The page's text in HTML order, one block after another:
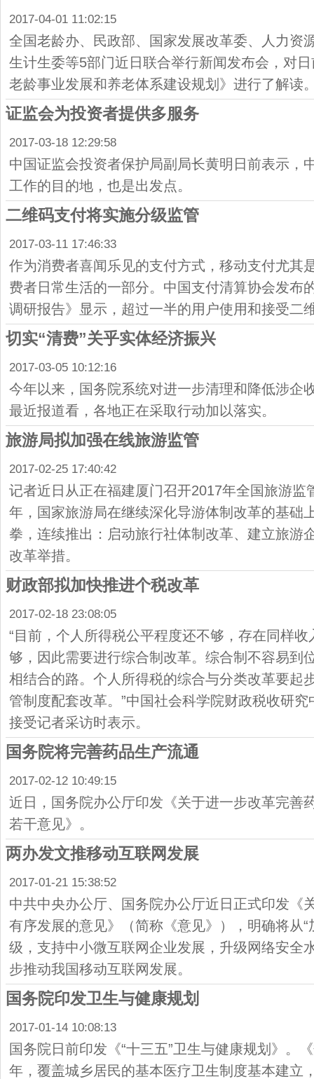
2017-04-01 11:02:15
全国老龄办、民政部、国家发展改革委、人力资
生计生委等5部门近日联合举行新闻发布会，对日
老龄事业发展和养老体系建设规划》进行了解读
证监会为投资者提供多服务
2017-03-18 12:29:58
中国证监会投资者保护局副局长黄明日前表示，
工作的目的地，也是出发点。
二维码支付将实施分级监管
2017-03-11 17:46:33
作为消费者喜闻乐见的支付方式，移动支付尤其
费者日常生活的一部分。中国支付清算协会发布
调研报告》显示，超过一半的用户使用和接受二
切实“清费”关乎实体经济振兴
2017-03-05 10:12:16
今年以来，国务院系统对进一步清理和降低涉企
最近报道看，各地正在采取行动加以落实。
旅游局拟加强在线旅游监管
2017-02-25 17:40:42
记者近日从正在福建厦门召开2017年全国旅游监
年，国家旅游局在继续深化导游体制改革的基础
拳，连续推出：启动旅行社体制改革、建立旅游
改革举措。
财政部拟加快推进个税改革
2017-02-18 23:08:05
“目前，个人所得税公平程度还不够，存在同样
够，因此需要进行综合制改革。综合制不容易到
相结合的路。个人所得税的综合与分类改革要起
管制度配套改革。”中国社会科学院财政税收研
接受记者采访时表示。
国务院将完善药品生产流通
2017-02-12 10:49:15
近日，国务院办公厅印发《关于进一步改革完善
若干意见》。
两办发文推移动互联网发展
2017-01-21 15:38:52
中共中央办公厅、国务院办公厅近日正式印发《
有序发展的意见》（简称《意见》），明确将从
级，支持中小微互联网企业发展，升级网络安全
步推动我国移动互联网发展。
国务院印发卫生与健康规划
2017-01-14 10:08:13
国务院日前印发《“十三五”卫生与健康规划》。
年，覆盖城乡居民的基本医疗卫生制度基本建立